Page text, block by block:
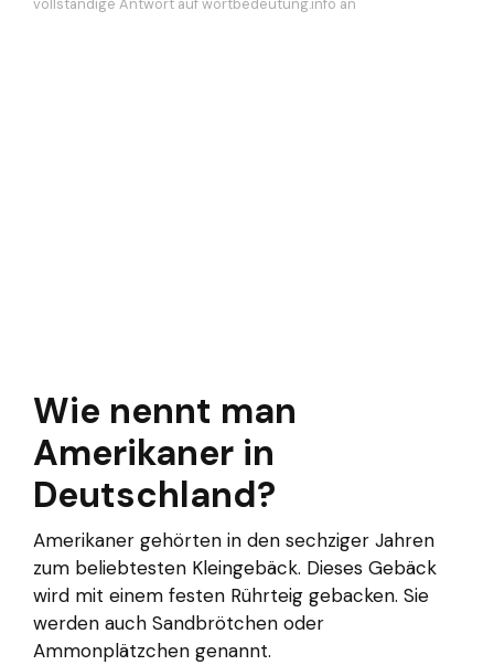
vollständige Antwort auf wortbedeutung.info an
Wie nennt man
Amerikaner in
Deutschland?
Amerikaner gehörten in den sechziger Jahren
zum beliebtesten Kleingebäck. Dieses Gebäck
wird mit einem festen Rührteig gebacken. Sie
werden auch Sandbrötchen oder
Ammonplätzchen genannt.